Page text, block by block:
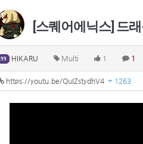
[스퀘어에닉스] 드래
99 HIKARU Multi 1 1
https://youtu.be/QuIZstydhV4 + 1263